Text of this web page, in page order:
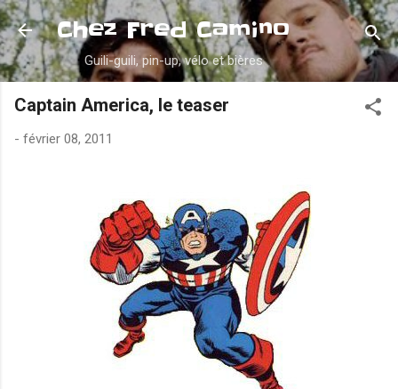
Accéder au contenu principal
Chez Fred Camino
Guili-guili, pin-up, vélo et bières
Captain America, le teaser
- février 08, 2011